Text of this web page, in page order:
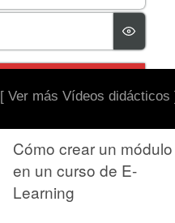
[ Ver más Vídeos didácticos
Cómo crear un módulo
en un curso de E-
Learning